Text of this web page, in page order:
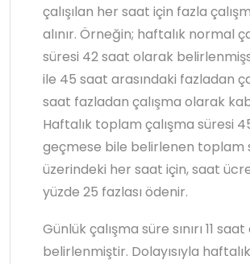
çalışılan her saat için fazla
alınır. Örneğin; haftalık normal
süresi 42 saat olarak
ile 45 saat arasındaki fazladan
saat fazladan çalışma olarak
Haftalık toplam çalışma süresi
geçmese bile belirlenen toplam
üzerindeki her saat için, saat
yüzde 25 fazlası ödenir.
Günlük çalışma süre sınırı 11
belirlenmiştir. Dolayısıyla